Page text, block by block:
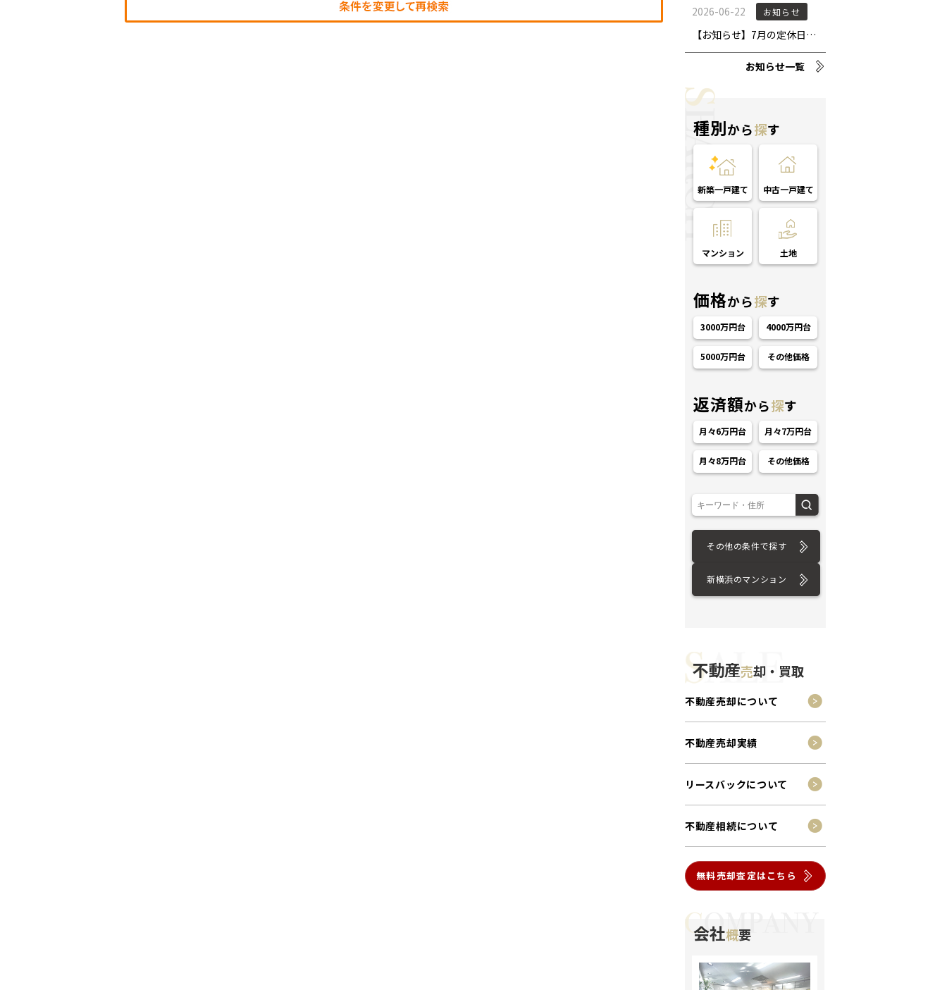
お知らせ一覧
種別から探す
新築一戸建て 中古一戸建て
マンション 土地
価格から探す
3000万円台 4000万円台
5000万円台 その他価格
返済額から探す
月々6万円台 月々7万円台
月々8万円台 その他価格
その他の条件で探す
新横浜のマンション
不動産売却・買取
不動産売却について
不動産売却実績
リースバックについて
不動産相続について
無料売却査定はこちら
会社概要